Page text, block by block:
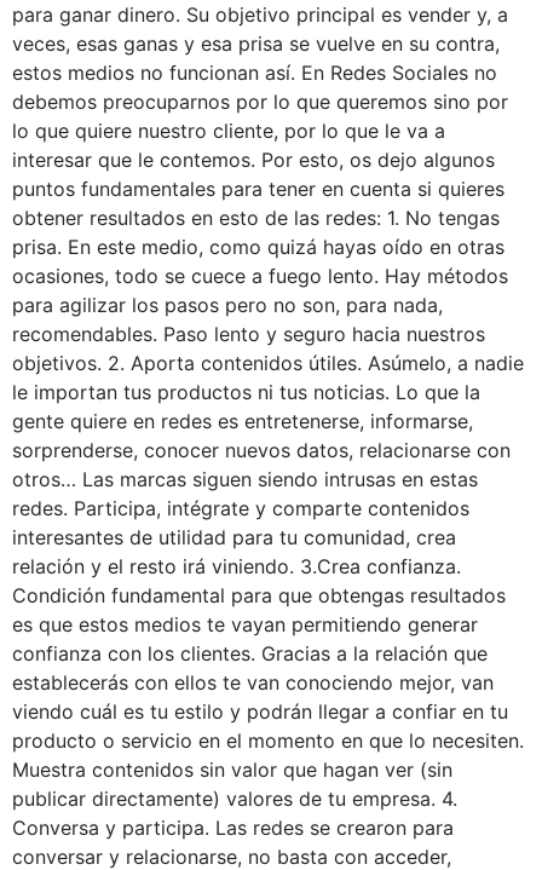
para ganar dinero. Su objetivo principal es vender y, a
veces, esas ganas y esa prisa se vuelve en su contra,
estos medios no funcionan así. En Redes Sociales no
debemos preocuparnos por lo que queremos sino por
lo que quiere nuestro cliente, por lo que le va a
interesar que le contemos. Por esto, os dejo algunos
puntos fundamentales para tener en cuenta si quieres
obtener resultados en esto de las redes: 1. No tengas
prisa. En este medio, como quizá hayas oído en otras
ocasiones, todo se cuece a fuego lento. Hay métodos
para agilizar los pasos pero no son, para nada,
recomendables. Paso lento y seguro hacia nuestros
objetivos. 2. Aporta contenidos útiles. Asúmelo, a nadie
le importan tus productos ni tus noticias. Lo que la
gente quiere en redes es entretenerse, informarse,
sorprenderse, conocer nuevos datos, relacionarse con
otros… Las marcas siguen siendo intrusas en estas
redes. Participa, intégrate y comparte contenidos
interesantes de utilidad para tu comunidad, crea
relación y el resto irá viniendo. 3.Crea confianza.
Condición fundamental para que obtengas resultados
es que estos medios te vayan permitiendo generar
confianza con los clientes. Gracias a la relación que
establecerás con ellos te van conociendo mejor, van
viendo cuál es tu estilo y podrán llegar a confiar en tu
producto o servicio en el momento en que lo necesiten.
Muestra contenidos sin valor que hagan ver (sin
publicar directamente) valores de tu empresa. 4.
Conversa y participa. Las redes se crearon para
conversar y relacionarse, no basta con acceder,